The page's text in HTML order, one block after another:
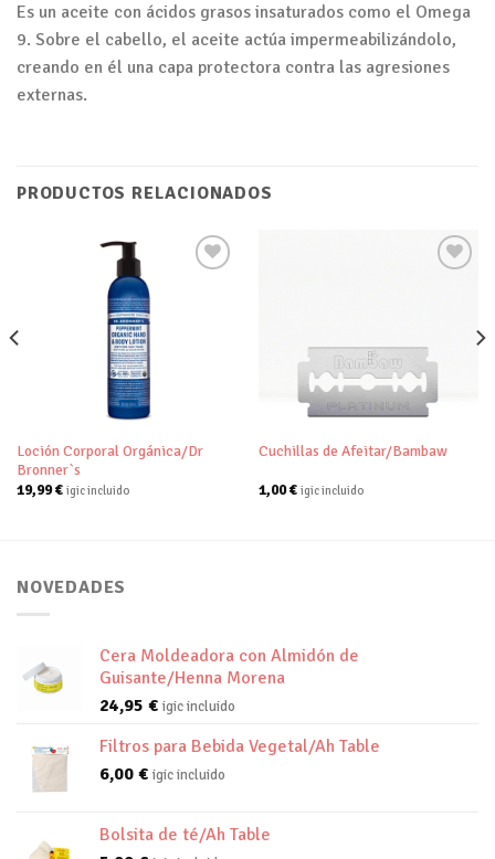
Es un aceite con ácidos grasos insaturados como el Omega
9. Sobre el cabello, el aceite actúa impermeabilizándolo,
creando en él una capa protectora contra las agresiones
externas.
PRODUCTOS RELACIONADOS
Loción Corporal Orgánica/Dr
Bronner`s
19,99€ igic incluido
lista de
Cuchillas de Afeitar/Bambaw
1,00€ igic incluido
NOVEDADES
Cera Moldeadora con Almidón de
Guisante/Henna Morena
24,95 € igic incluido
Filtros para Bebida Vegetal/Ah Table
6,00 € igic incluido
Bolsita de té/Ah Table